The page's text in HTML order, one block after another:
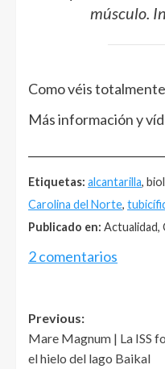
músculo.
Como véis
Más información y
Etiquetas: alcantarilla,
Carolina del Norte,
Publicado en: Actualidad,
2 comentarios
Post
navigation
Previous:
Mare Magnum | La ISS
el hielo del lago Baikal